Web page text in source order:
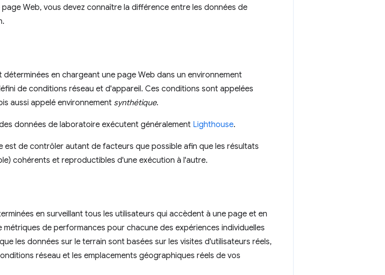
Web, vous devez connaître la différence entre les données de
en chargeant une page Web dans un environnement
de conditions réseau et d'appareil. Ces conditions sont appelées
aussi appelé environnement synthétique.
données de laboratoire exécutent généralement Lighthouse.
est de contrôler autant de facteurs que possible afin que les résultats
cohérents et reproductibles d'une exécution à l'autre.
en surveillant tous les utilisateurs qui accèdent à une page et en
métriques de performances pour chacune des expériences individuelles
les données sur le terrain sont basées sur les visites d'utilisateurs réels,
réseau et les emplacements géographiques réels de vos